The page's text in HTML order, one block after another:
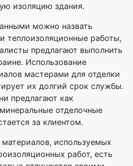
изоляцию здания.
можно назвать
теплоизоляционные работы,
предлагают выполнить
Использование
мастерами для отделки
их долгий срок службы.
предлагают как
отделочные
за клиентом.
используемых
работ, есть